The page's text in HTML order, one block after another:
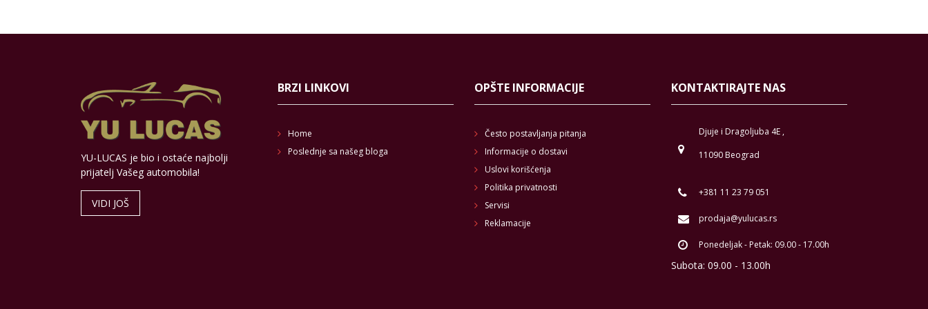
YU-LUCAS je bio i ostaće najbolji
prijatelj Vašeg automobila!
VIDI JOŠ
BRZI LINKOVI
Home
Poslednje sa našeg bloga
OPŠTE INFORMACIJE
Često postavljanja pitanja
Informacije o dostavi
Uslovi korišćenja
Politika privatnosti
Servisi
Reklamacije
KONTAKTIRAJTE NAS
Djuje i Dragoljuba 4E ,
11090 Beograd
+381 11 23 79 051
prodaja@yulucas.rs
Ponedeljak - Petak: 09.00 - 17.00h
Subota: 09.00 - 13.00h